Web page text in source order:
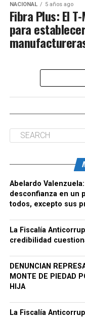
NACIONAL 5 años ago
Fibra Plus: El
para
Abelardo
desconfianza en un
todos, excepto sus
La Fiscalía
credibilidad
DENUNCIAN
MONTE DE PIEDAD
HIJA
La Fiscalía